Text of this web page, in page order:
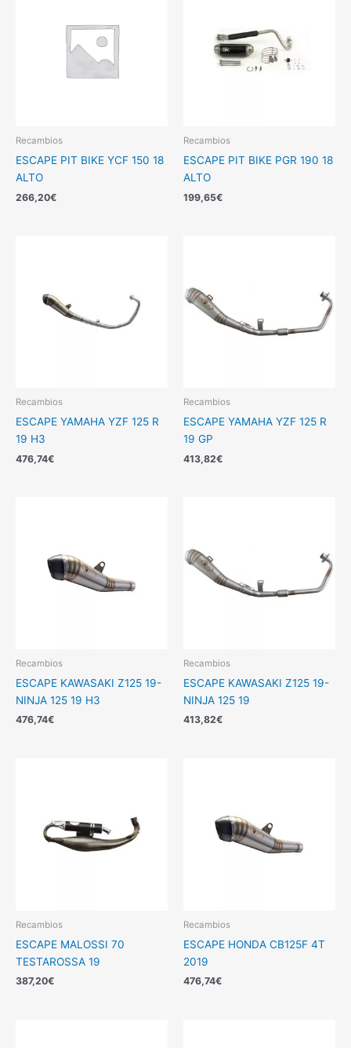
Recambios
ESCAPE PIT BIKE YCF 150 18
ALTO
266,20€
Recambios
ESCAPE PIT BIKE PGR 190 18
ALTO
199,65€
Recambios
ESCAPE YAMAHA YZF 125 R
19 H3
476,74€
Recambios
ESCAPE YAMAHA YZF 125 R
19 GP
413,82€
Recambios
ESCAPE KAWASAKI Z125 19-
NINJA 125 19 H3
476,74€
Recambios
ESCAPE KAWASAKI Z125 19-
NINJA 125 19
413,82€
Recambios
ESCAPE MALOSSI 70
TESTAROSSA 19
387,20€
Recambios
ESCAPE HONDA CB125F 4T
2019
476,74€